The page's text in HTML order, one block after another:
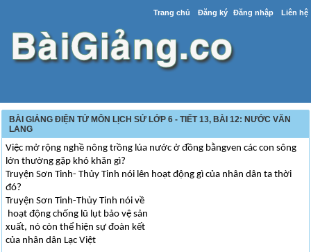
Trang chủ Đăng ký Đăng nhập Liên hệ
BÀI GIẢNG ĐIỆN TỬ MÔN LỊCH SỬ LỚP 6 - TIẾT 13, BÀI 12: NƯỚC VĂN
LANG
Việc mở rộng nghề nông trồng lúa nước ở đồng bằngven các con sông
lớn thường gặp khó khăn gì?
Truyện Sơn Tinh- Thủy Tinh nói lên hoạt động gì của nhân dân ta thời
đó?
Truyện Sơn Tinh-Thủy Tinh nói về
hoạt động chống lũ lụt bảo vệ sản
xuất, nó còn thể hiện sự đoàn kết
của nhân dân Lạc Việt